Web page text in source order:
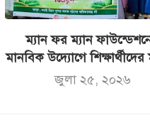
ম্যান ফর ম্যান
মানবিক উদ্যোগে
জুলা ২৫, ২০২৬